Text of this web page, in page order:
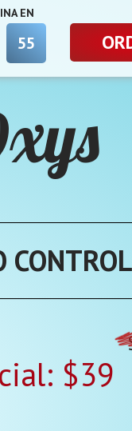
$39
EN
53